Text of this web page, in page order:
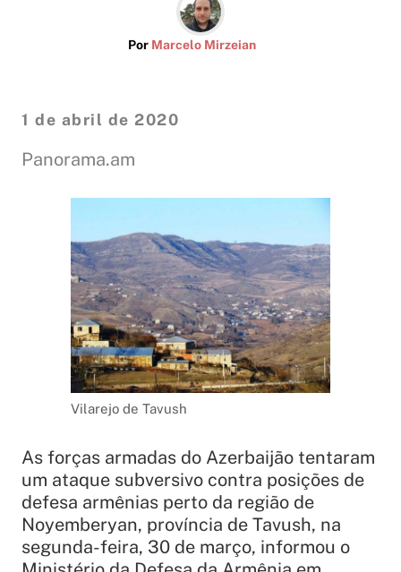
Por Marcelo Mirzeian
1 de abril de 2020
Panorama.am
Vilarejo de Tavush
As forças armadas do Azerbaijão tentaram
um ataque subversivo contra posições de
defesa armênias perto da região de
Noyemberyan, província de Tavush, na
segunda-feira, 30 de março, informou o